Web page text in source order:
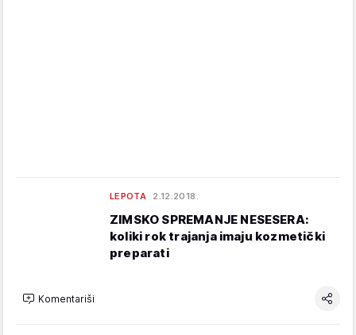
LEPOTA 2.12.2018.
ZIMSKO SPREMANJE NESESERA:
koliki rok trajanja imaju kozmetički
preparati
Komentariši